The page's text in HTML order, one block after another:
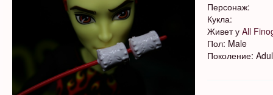
Персонаж:
Кукла:
Живет у All
Пол: Male
Поколение: